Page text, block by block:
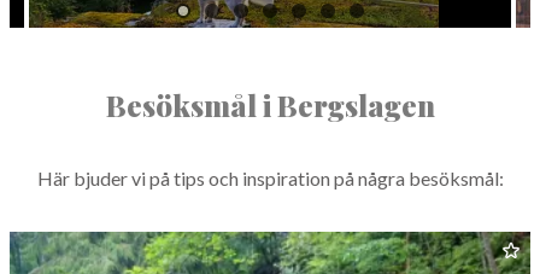
Besöksmål i Bergslagen
Här bjud­er vi på tips och inspi­ra­tion på några besöksmål: